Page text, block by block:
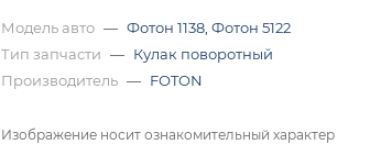
Модель авто — Фотон 1138 Фотон 5122
Тип запчасти — Кулак поворотный
Производитель — FOTON
Изображение носит ознакомительный характер